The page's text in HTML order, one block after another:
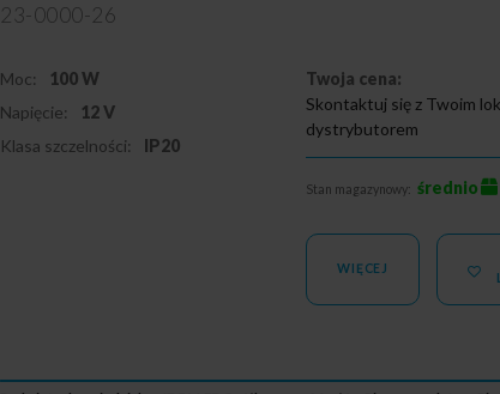
23-0000-26
Moc:
100 W
Napięcie:
12 V
Klasa szczelności:
IP20
Twoja cena:
Skontaktuj się z Twoim
dystrybutorem
Stan magazynowy: średnio
WIĘCEJ